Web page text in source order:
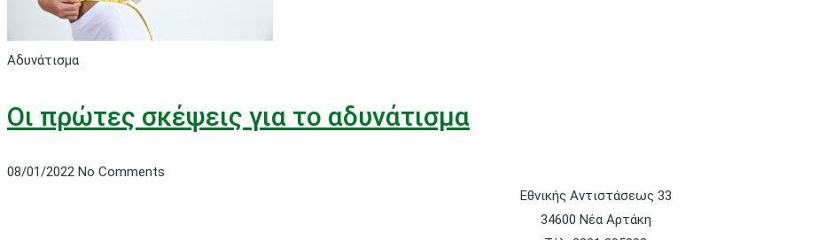
Αδυνάτισμα
Οι πρώτες σκέψεις για το αδυνάτισμα
08/01/2022 No Comments
Εθνικής Αντιστάσεως 33
34600 Νέα Αρτάκη